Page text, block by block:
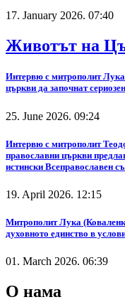
17. January 2026. 07:40
Животът на
Интервю с митрополит
църкви да започнат
25. June 2026. 09:24
Интервю с митрополит
православни църкви
истински Всеправославен
19. April 2026. 12:15
Митрополит Лука
духовното единство в
01. March 2026. 06:39
О нама